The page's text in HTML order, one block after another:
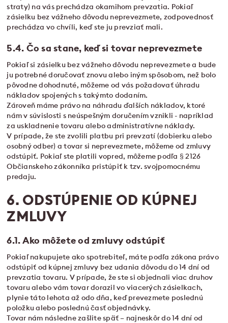
straty) na vás prechádza okamihom prevzatia. Pokiaľ
zásielku bez vážneho dôvodu neprevezmete, zodpovednosť
prechádza vo chvíli, keď ste ju prevziať mali.
5.4. Čo sa stane, keď si tovar neprevezmete
Pokiaľ si zásielku bez vážneho dôvodu neprevezmete a bude
ju potrebné doručovať znovu alebo iným spôsobom, než bolo
pôvodne dohodnuté, môžeme od vás požadovať úhradu
nákladov spojených s takýmto dodaním.
Zároveň máme právo na náhradu ďalších nákladov, ktoré
nám v súvislosti s neúspešným doručením vznikli - napríklad
za uskladnenie tovaru alebo administratívne náklady.
V prípade, že ste zvolili platbu pri prevzatí (dobierku alebo
osobný odber) a tovar si neprevezmete, môžeme od zmluvy
odstúpiť. Pokiaľ ste platili vopred, môžeme podľa § 2126
Občianskeho zákonníka pristúpiť k tzv. svojpomocnému
predaju.
6. ODSTÚPENIE OD KÚPNEJ
ZMLUVY
6.1. Ako môžete od zmluvy odstúpiť
Pokiaľ nakupujete ako spotrebiteľ, máte podľa zákona právo
odstúpiť od kúpnej zmluvy bez udania dôvodu do 14 dní od
prevzatia tovaru. V prípade, že ste si objednali viac druhov
tovaru alebo vám tovar dorazil vo viacerých zásielkach,
plynie táto lehota až odo dňa, keď prevezmete poslednú
položku alebo poslednú časť objednávky.
Tovar nám následne zašlite späť – najneskôr do 14 dní od